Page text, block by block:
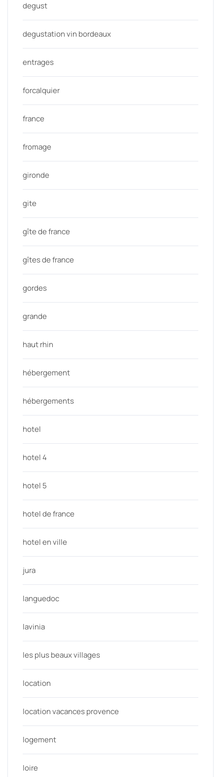
degust
degustation vin bordeaux
entrages
forcalquier
france
fromage
gironde
gite
gîte de france
gîtes de france
gordes
grande
haut rhin
hébergement
hébergements
hotel
hotel 4
hotel 5
hotel de france
hotel en ville
jura
languedoc
lavinia
les plus beaux villages
location
location vacances provence
logement
loire